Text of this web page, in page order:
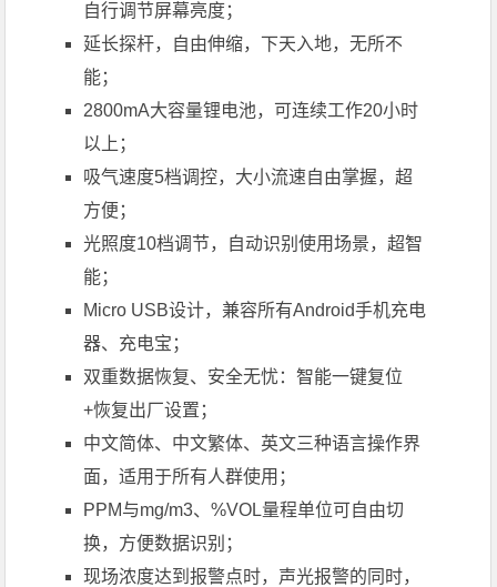
自行调节屏幕亮度；
延长探杆，自由伸缩，下天入地，无所不
能；
2800mA大容量锂电池，可连续工作20小时
以上；
吸气速度5档调控，大小流速自由掌握，超
方便；
光照度10档调节，自动识别使用场景，超智
能；
Micro USB设计，兼容所有Android手机充电
器、充电宝；
双重数据恢复、安全无忧：智能一键复位
+恢复出厂设置；
中文简体、中文繁体、英文三种语言操作界
面，适用于所有人群使用；
PPM与mg/m3、%VOL量程单位可自由切
换，方便数据识别；
现场浓度达到报警点时，声光报警的同时，